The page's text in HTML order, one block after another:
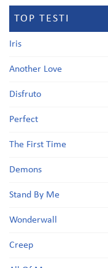
TOP TESTI
Iris
Another Love
Disfruto
Perfect
The First Time
Demons
Stand By Me
Wonderwall
Creep